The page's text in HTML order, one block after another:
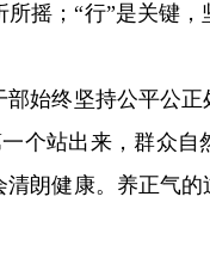
摇；“行”是关键
始终坚持公平公正
个站出来，群众自
朗健康。养正气